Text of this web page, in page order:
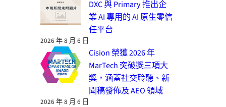
DXC 與 Primary 推出企
業 AI 專用的 AI 原生零信
任平台
2026 年 8 月 6 日
Cision 榮獲 2026 年
MarTech 突破獎三項大
獎，涵蓋社交聆聽、新
聞稿發佈及 AEO 領域
2026 年 8 月 6 日